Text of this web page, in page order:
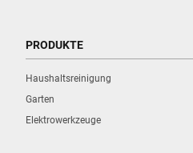
PRODUKTE
Haushaltsreinigung
Garten
Elektrowerkzeuge